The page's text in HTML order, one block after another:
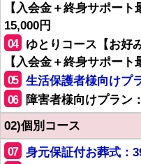
【入会金＋終身サポー
15,000円
04
ゆとりコース【お好
【入会金＋終身サポー
05 生活保護者様向けプ
06
障害者様向けプラン
02)個別コース
07 身元保証付お葬式：